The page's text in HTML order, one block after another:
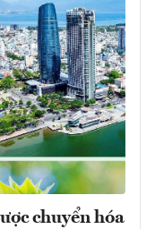
chuyển hóa